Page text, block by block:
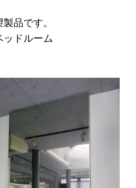
品です。
ッドルーム